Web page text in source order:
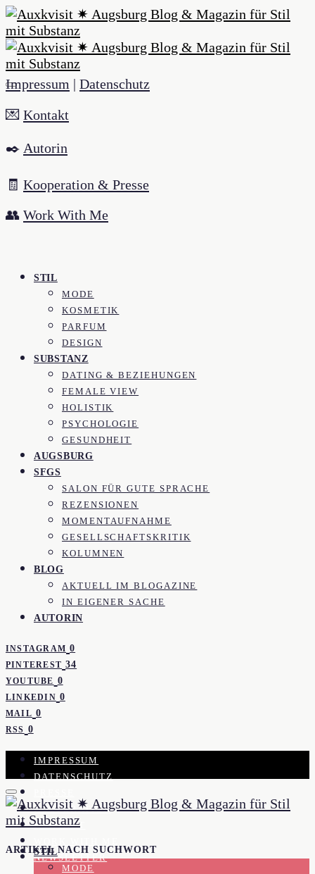
Impressum | Datenschutz
💌 Kontakt
✒️ Autorin
🧾 Kooperation & Presse
👥 Work With Me
STIL
MODE
KOSMETIK
PARFUM
DESIGN
SUBSTANZ
DATING & BEZIEHUNGEN
FEMALE VIEW
HOLISTIK
PSYCHOLOGIE
GESUNDHEIT
AUGSBURG
SFGS
SALON FÜR GUTE SPRACHE
REZENSIONEN
MOMENTAUFNAHME
GESELLSCHAFTSKRITIK
KOLUMNEN
BLOG
AKTUELL IM BLOGAZINE
IN EIGENER SACHE
AUTORIN
INSTAGRAM 0
PINTEREST 34
YOUTUBE 0
LINKEDIN 0
MAIL 0
RSS 0
IMPRESSUM
DATENSCHUTZ
KOOPERATION
KONTAKT
NEWSLETTER
STIL
MODE
ARTIKEL NACH SUCHWORT